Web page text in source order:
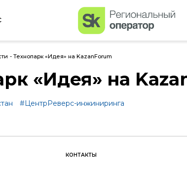
- Технопарк «Идея» на KazanForum
«Идея» на
#ЦентрРеверс-инжиниринга
КОНТАКТЫ